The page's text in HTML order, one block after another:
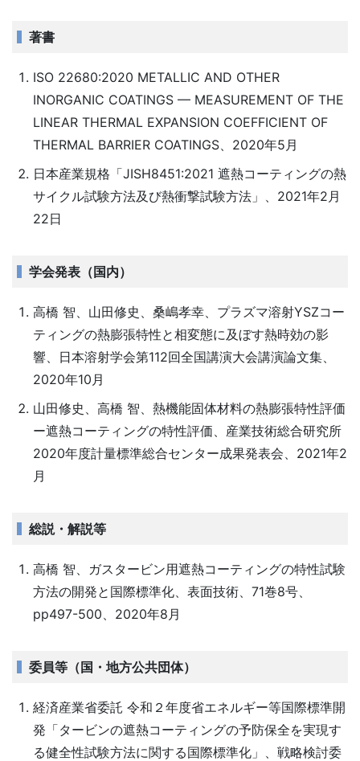
著書
ISO 22680:2020 METALLIC AND OTHER
INORGANIC COATINGS — MEASUREMENT OF THE
LINEAR THERMAL EXPANSION COEFFICIENT OF
THERMAL BARRIER COATINGS、2020年5月
日本産業規格「JISH8451:2021 遮熱コーティングの熱
サイクル試験方法及び熱衝撃試験方法」、2021年2月
22日
学会発表（国内）
高橋 智、山田修史、桑嶋孝幸、プラズマ溶射YSZコー
ティングの熱膨張特性と相変態に及ぼす熱時効の影
響、日本溶射学会第112回全国講演大会講演論文集、
2020年10月
山田修史、高橋 智、熱機能固体材料の熱膨張特性評価
ー遮熱コーティングの特性評価、産業技術総合研究所
2020年度計量標準総合センター成果発表会、2021年2
月
総説・解説等
高橋 智、ガスタービン用遮熱コーティングの特性試験
方法の開発と国際標準化、表面技術、71巻8号、
pp497-500、2020年8月
委員等（国・地方公共団体）
経済産業省委託 令和２年度省エネルギー等国際標準開
発「タービンの遮熱コーティングの予防保全を実現す
る健全性試験方法に関する国際標準化」、戦略検討委